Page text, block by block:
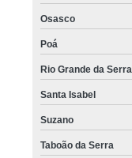
Osasco
Poá
Rio Grande da Serra
Santa Isabel
Suzano
Taboão da Serra